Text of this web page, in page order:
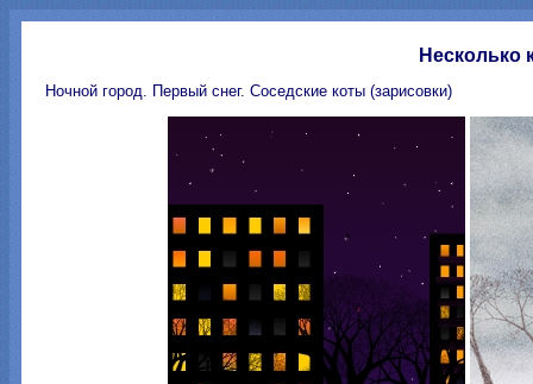
Несколько
Ночной город. Первый снег. Соседские коты (зарисовки)